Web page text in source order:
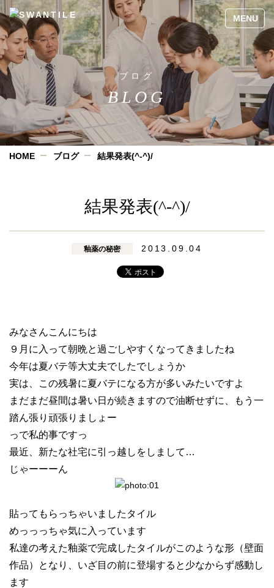
ブログ
BLOG
HOME ブログ 結果発表(^-^)/
結果発表(^-^)/
釉薬の秘密 2013.09.04
みなさんこんにちは
９月に入って朝晩と過ごしやすくなってきましたね
今年は夏バテ等大丈夫でしたでしょうか
実は、この残暑に夏バテになる方が多いみたいですよ
まだまだ昼間は暑い日が続きますので油断せずに、もう一
踏ん張り頑張りましょー
っで私的事ですっ
最近、新たな社宅に引っ越しをしまして…
じゃーーーん
貼ってもらっちゃいましたタイル
めっっっちゃ気に入っています
私達の考えた釉薬で完成したタイルがこのような形（壁面
作品）となり、いざ目の前に登場すると少なからず感動し
ます